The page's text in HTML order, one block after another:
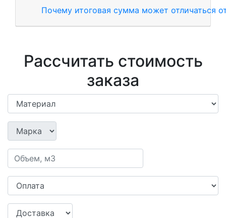
Почему итоговая сумма может отличаться
Рассчитать стоимость
заказа